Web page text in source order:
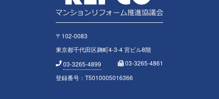
〒102-0083
東京都千代田区麹町4-3-4 宮ビル8階
03-3265-4899
03-3265-4861
登録番号：T5010005016366